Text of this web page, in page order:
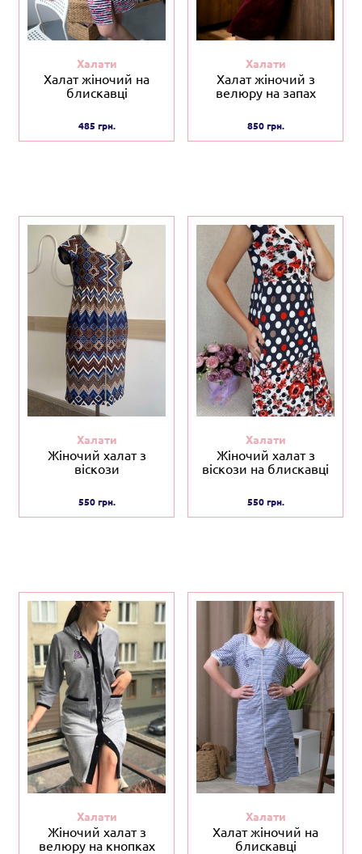
Халати
Халат жіночий на
блискавці
485 грн.
Халати
Халат жіночий з
велюру на запах
850 грн.
Халати
Жіночий халат з
віскози
550 грн.
Халати
Жіночий халат з
віскози на блискавці
550 грн.
Халати
Жіночий халат з
велюру на кнопках
Халати
Халат жіночий на
блискавці